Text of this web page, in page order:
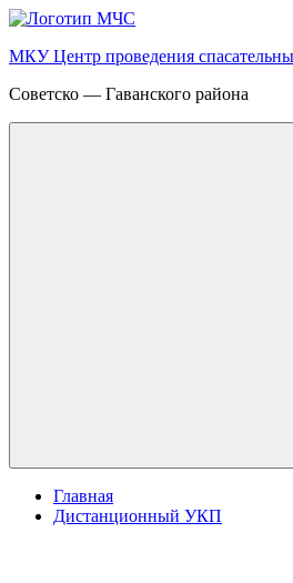
Перейти
содержимому
МКУ Центр проведения
Советско — Гаванского района
Главная
Дистанционный УКП